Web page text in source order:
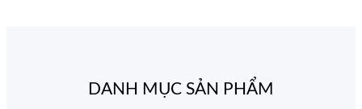
DANH MỤC SẢN PHẨM